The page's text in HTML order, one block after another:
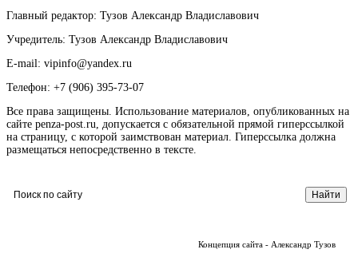
Главный редактор: Тузов Александр Владиславович
Учредитель: Тузов Александр Владиславович
E-mail: vipinfo@yandex.ru
Телефон: +7 (906) 395-73-07
Все права защищены. Использование материалов, опубликованных на
сайте penza-post.ru, допускается с обязательной прямой гиперссылкой
на страницу, с которой заимствован материал. Гиперссылка должна
размещаться непосредственно в тексте.
Концепция сайта - Александр Тузов